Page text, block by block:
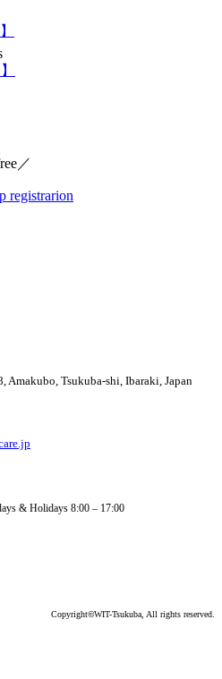
／
registrarion
Amakubo, Tsukuba-shi, Ibaraki, Japan
& Holidays 8:00 – 17:00
Copyright©WIT-Tsukuba, All rights reserved.